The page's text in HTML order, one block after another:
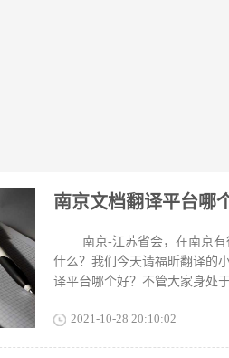
南京文档翻译平台哪
南京-江苏省会，在南京
什么？我们今天请福昕翻译的
译平台哪个好？不管大家身处
能大致有这四种类型：文档翻
2021-10-28 20:10:02